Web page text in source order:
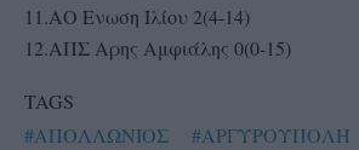
11.ΑΟ Ενωση Ιλίου 2(4-14)
12.ΑΠΣ Αρης Αμφιάλης 0(0-15)
TAGS
#ΑΠΟΛΛΩΝΙΟΣ
#ΑΡΓΥΡΟΥΠΟΛΗ